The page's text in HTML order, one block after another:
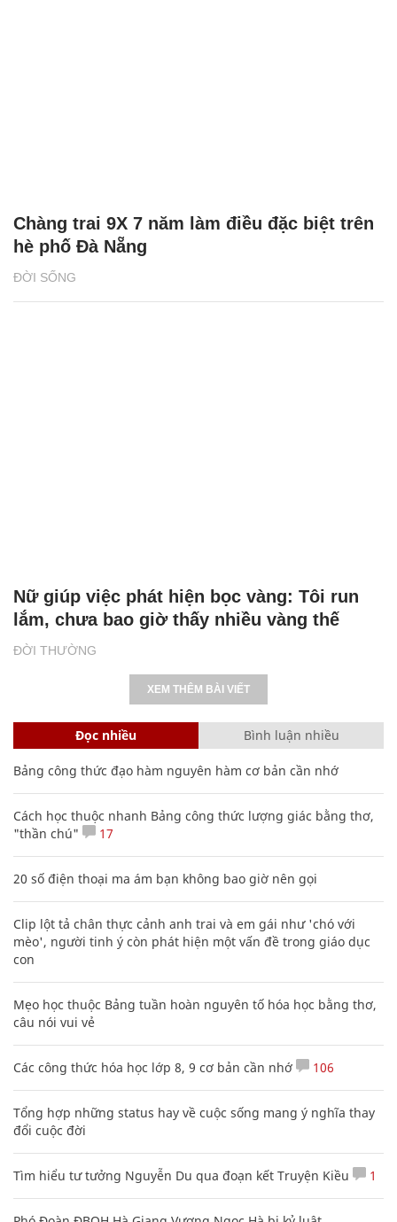
ĐỜI SỐNG
Chàng trai 9X 7 năm làm điều đặc biệt trên
hè phố Đà Nẵng
ĐỜI THƯỜNG
Nữ giúp việc phát hiện bọc vàng: Tôi run
lắm, chưa bao giờ thấy nhiều vàng thế
XEM THÊM BÀI VIẾT
Đọc nhiều Bình luận nhiều
Bảng công thức đạo hàm nguyên hàm cơ bản cần nhớ
Cách học thuộc nhanh Bảng công thức lượng giác bằng thơ,
"thần chú"
17
20 số điện thoại ma ám bạn không bao giờ nên gọi
Clip lột tả chân thực cảnh anh trai và em gái như 'chó với
mèo', người tinh ý còn phát hiện một vấn đề trong giáo dục
con
Mẹo học thuộc Bảng tuần hoàn nguyên tố hóa học bằng thơ,
câu nói vui vẻ
Các công thức hóa học lớp 8, 9 cơ bản cần nhớ 106
Tổng hợp những status hay về cuộc sống mang ý nghĩa thay
đổi cuộc đời
Tìm hiểu tư tưởng Nguyễn Du qua đoạn kết Truyện Kiều 1